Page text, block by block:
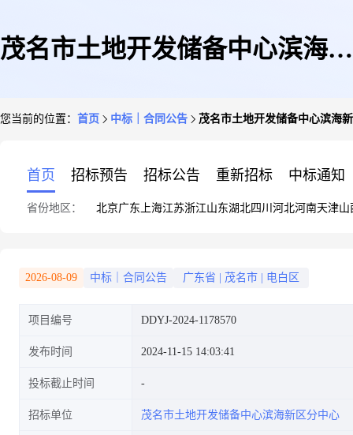
茂名市土地开发储备中心滨海新
您当前的位置： 首页 中标｜合同公告 茂名市土地开发储备中心滨海
首页 招标预告 招标公告 重新招标 中标通知
省份地区： 北京广东 上海江苏浙江山东湖北四川 河北河南天津山
2026-08-09 中标｜合同公告 广东省 茂名市 电白区
项目编号 DDYJ-2024-1178570
发布时间 2024-11-15 14:03:41
投标截止时间
招标单位 茂名市土地开发储备中心滨海新区分中心